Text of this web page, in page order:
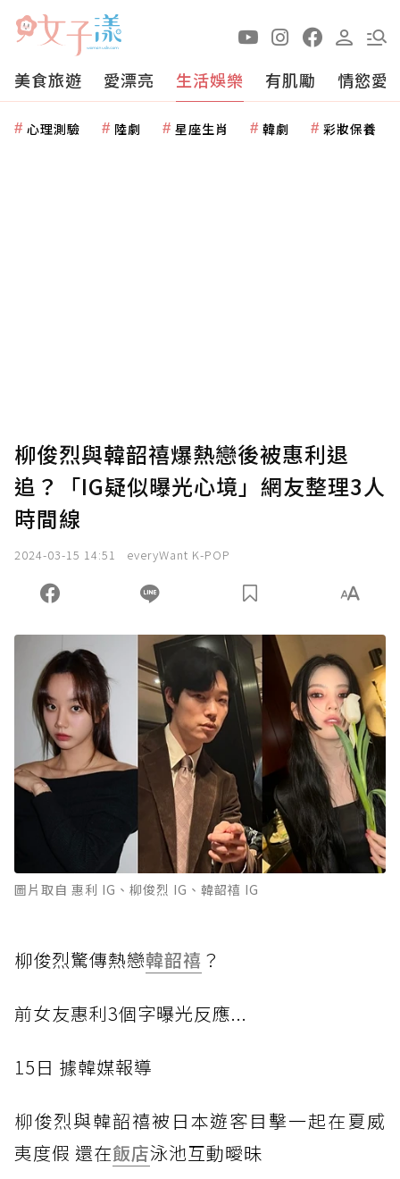
美食旅遊 愛漂亮 生活娛樂 有肌勵 情慾愛
心理測驗 陸劇 星座生肖 韓劇 彩妝保養
柳俊烈與韓韶禧爆熱戀後被惠利退
追？「IG疑似曝光心境」網友整理3人
時間線
2024-03-15 14:51 everyWant K-POP
圖片取自 惠利 IG、柳俊烈 IG、韓韶禧 IG
柳俊烈驚傳熱戀韓韶禧 ？
前女友惠利3個字曝光反應...
15日 據韓媒報導
柳俊烈與韓韶禧被日本遊客目擊一起在夏威
夷度假 還在飯店泳池互動曖昧